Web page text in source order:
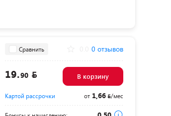
Сравнить 0 отзывов
19.90 В корзину
Картой рассрочки от1,66 /мес